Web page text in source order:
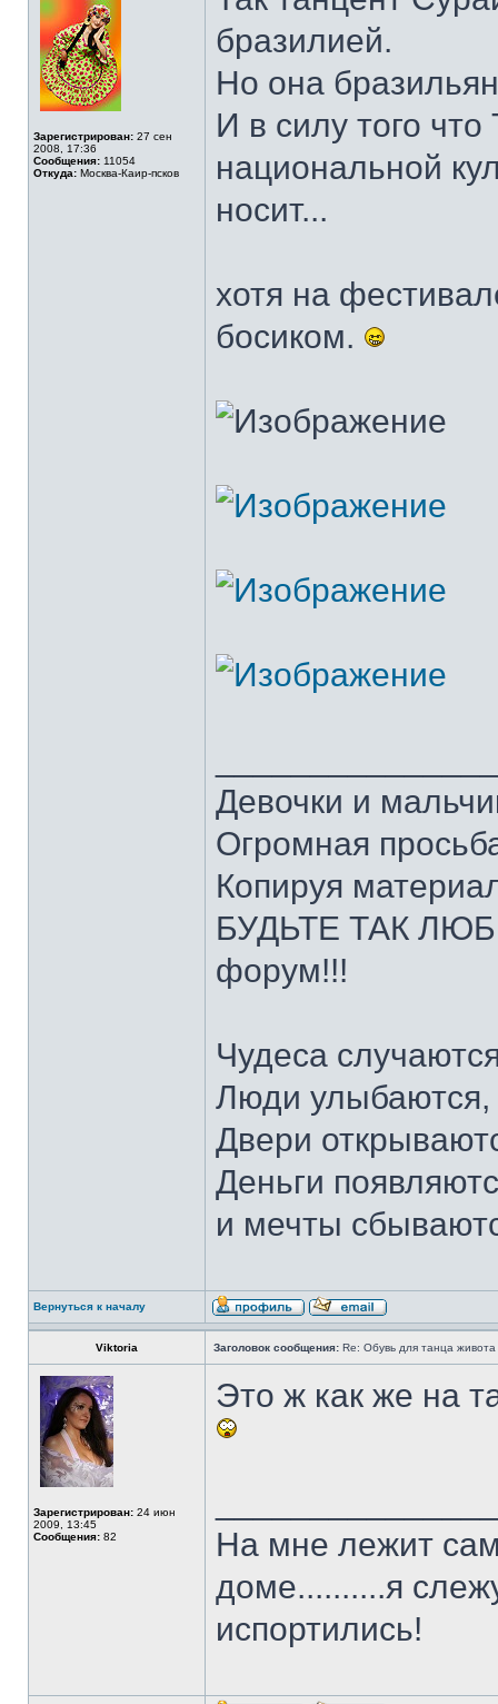
Зарегистрирован: 27 сен
2008, 17:36
Сообщения: 11054
Откуда: Москва-Каир-псков
бразилией.
Но она
И в силу того
национальной
носит...
хотя на
босиком.
Девочки и
Огромная
Копируя
БУДЬТЕ ТАК
форум!!!
Чудеса
Люди улыбаются,
Двери
Деньги
и мечты
Вернуться к началу
Viktoria Заголовок сообщения: Re: Обувь для танца живота
Зарегистрирован: 24 июн
2009, 13:45
Сообщения: 82
Это ж как же на
На мне лежит
доме..........я
испортились!